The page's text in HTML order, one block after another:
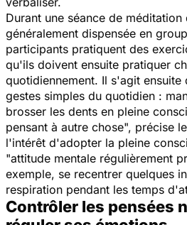
Durant une séance de
généralement dispensée en
participants pratiquent des
qu'ils doivent ensuite pratiquer
quotidiennement. Il s'agit
gestes simples du quotidien :
brosser les dents en pleine
pensant à autre chose", précise
l'intérêt d'adopter la pleine
"attitude mentale régulièrement
exemple, se recentrer quelques
respiration pendant les temps
Contrôler les pensées